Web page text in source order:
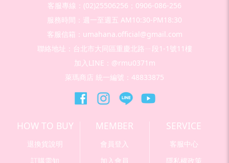
客服專線：(02)25506256；0906-086-256
服務時間：週一至週五 AM10:30-PM18:30
客服信箱：umahana.official@gmail.com
聯絡地址：台北市大同區重慶北路ㄧ段1-1號11樓
加入LINE：@rmu0371m
萊瑪商店 統一編號：48833875
HOW TO BUY
退換貨說明
訂購需知
MEMBER
會員登入
加入會員
SERVICE
客服中心
隱私權政策